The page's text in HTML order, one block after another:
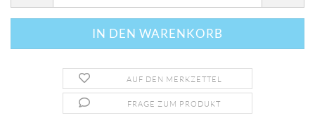
AUF DEN MERKZETTEL
FRAGE ZUM PRODUKT